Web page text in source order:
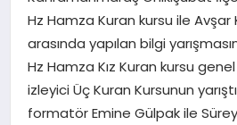
EKONOMI
SAĞLIK
GENEL
Hz Hamza Kuran kursu ile Avşar
arasında yapılan bilgi
Hz Hamza Kız Kuran kursu genel
izleyici Üç Kuran Kursunun
formatör Emine Gülpak ile